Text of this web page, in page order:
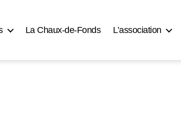
La Chaux-de-Fonds L’association